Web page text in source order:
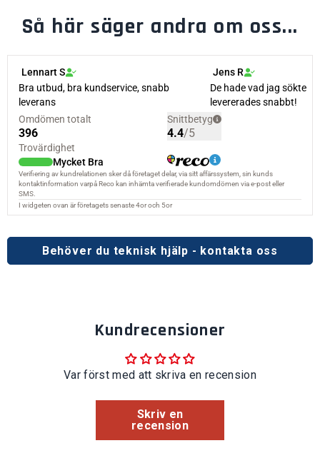
Så här säger andra om oss...
Behöver du teknisk hjälp - kontakta oss
Kundrecensioner
Var först med att skriva en recension
Skriv en
recension